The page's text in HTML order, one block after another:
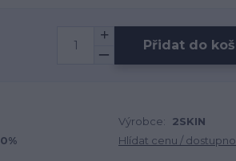
Přidat do
Výrobce:
2SKIN
Hlídat cenu /